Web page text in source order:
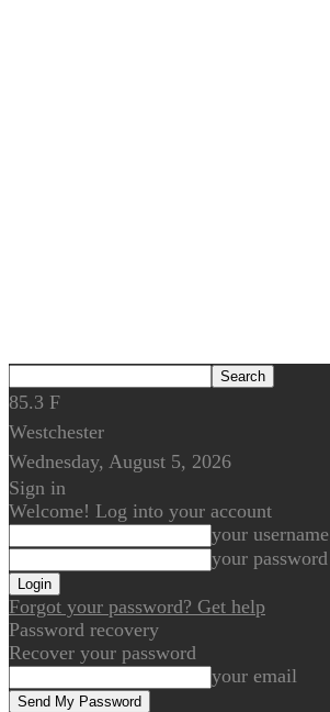
85.3 F
Westchester
Wednesday, August 5, 2026
Sign in
Welcome! Log into your account
your username
your password
Forgot your password? Get help
Password recovery
Recover your password
your email